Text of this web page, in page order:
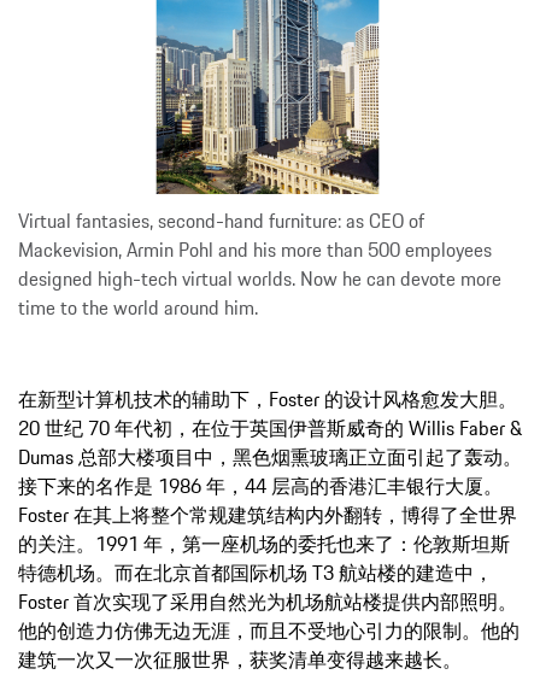
Virtual fantasies, second-hand furniture: as CEO of
Mackevision, Armin Pohl and his more than 500 employees
designed high-tech virtual worlds. Now he can devote more
time to the world around him.
在新型计算机技术的辅助下，Foster 的设计风格愈发大胆。
20 世纪 70 年代初，在位于英国伊普斯威奇的 Willis Faber &
Dumas 总部大楼项目中，黑色烟熏玻璃正立面引起了轰动。
接下来的名作是 1986 年，44 层高的香港汇丰银行大厦。
Foster 在其上将整个常规建筑结构内外翻转，博得了全世界
的关注。1991 年，第一座机场的委托也来了：伦敦斯坦斯
特德机场。而在北京首都国际机场 T3 航站楼的建造中，
Foster 首次实现了采用自然光为机场航站楼提供内部照明。
他的创造力仿佛无边无涯，而且不受地心引力的限制。他的
建筑一次又一次征服世界，获奖清单变得越来越长。